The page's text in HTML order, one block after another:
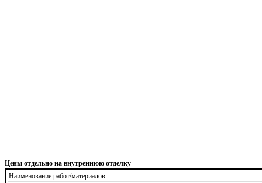
Цены отдельно на внутреннюю отделку
Наименование работ/материалов